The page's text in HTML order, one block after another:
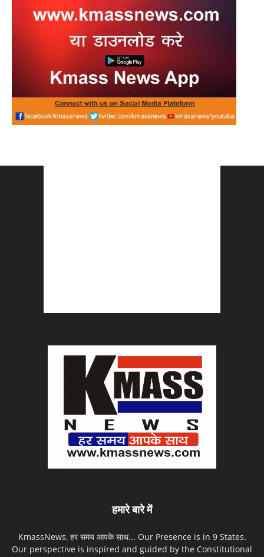
हमारे बारे में
KmassNews, हर समय आपके साथ... Our Presence is in 9 States.
Our perspective is inspired and guided by the Constitutional